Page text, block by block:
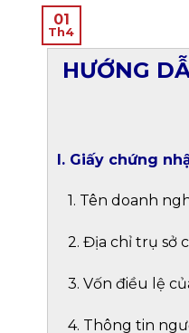
01
Th4
HƯỚNG
I. Giấy chứng
1. Tên doanh
2. Địa chỉ trụ sở
3. Vốn điều lệ
4. Thông tin